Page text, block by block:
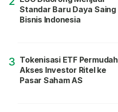
Standar Baru Daya Saing
Bisnis Indonesia
3 Tokenisasi ETF Permudah
Akses Investor Ritel ke
Pasar Saham AS